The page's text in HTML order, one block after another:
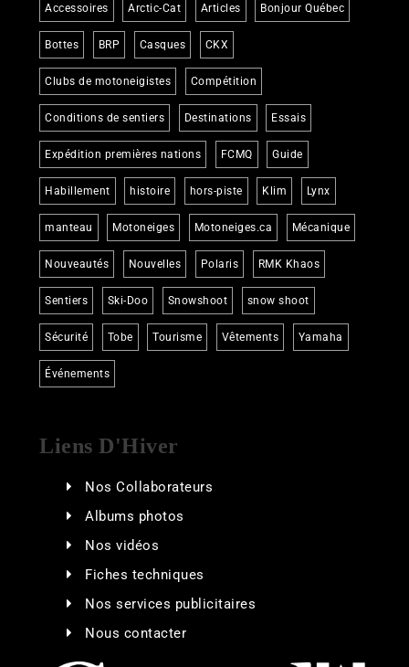
Accessoires Arctic-Cat Articles Bonjour Québec
Bottes BRP Casques CKX
Clubs de motoneigistes Compétition
Conditions de sentiers Destinations Essais
Expédition premières nations FCMQ Guide
Habillement histoire hors-piste Klim Lynx
manteau Motoneiges Motoneiges.ca Mécanique
Nouveautés Nouvelles Polaris RMK Khaos
Sentiers Ski-Doo Snowshoot snow shoot
Sécurité Tobe Tourisme Vêtements Yamaha
Événements
Liens D'Hiver
Nos Collaborateurs
Albums photos
Nos vidéos
Fiches techniques
Nos services publicitaires
Nous contacter